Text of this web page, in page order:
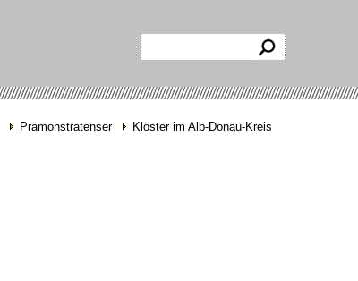
Prämonstratenser Klöster im Alb-Donau-Kreis